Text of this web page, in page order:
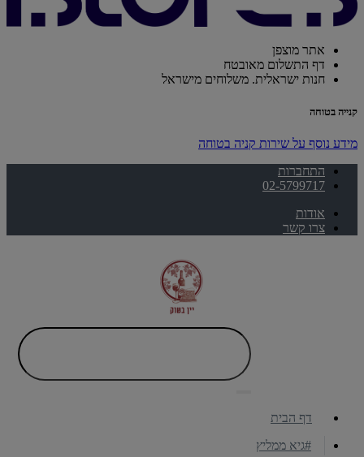
אתר מוצפן
דף התשלום מאובטח
חנות ישראלית. משלוחים מישראל
קנייה בטוחה
מידע נוסף על שירות קניה בטוחה
התחברות
02-5799717
אודות
צרו קשר
דף הבית
#גיא ממליץ